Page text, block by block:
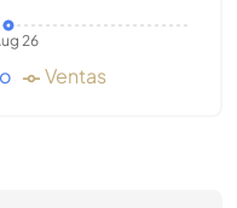
26
Ventas